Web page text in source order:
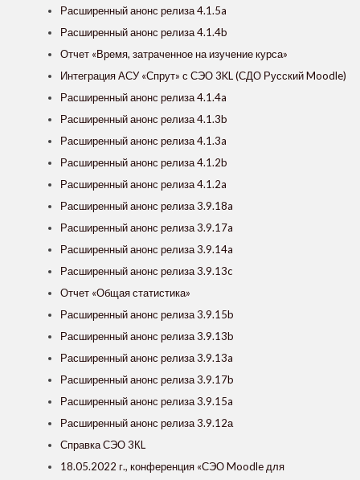
Расширенный анонс релиза 4.1.5a
Расширенный анонс релиза 4.1.4b
Отчет «Время, затраченное на изучение курса»
Интеграция АСУ «Спрут» с СЭО 3KL (СДО Русский Moodle)
Расширенный анонс релиза 4.1.4a
Расширенный анонс релиза 4.1.3b
Расширенный анонс релиза 4.1.3a
Расширенный анонс релиза 4.1.2b
Расширенный анонс релиза 4.1.2a
Расширенный анонс релиза 3.9.18a
Расширенный анонс релиза 3.9.17a
Расширенный анонс релиза 3.9.14a
Расширенный анонс релиза 3.9.13c
Отчет «Общая статистика»
Расширенный анонс релиза 3.9.15b
Расширенный анонс релиза 3.9.13b
Расширенный анонс релиза 3.9.13a
Расширенный анонс релиза 3.9.17b
Расширенный анонс релиза 3.9.15a
Расширенный анонс релиза 3.9.12а
Справка СЭО 3КL
18.05.2022 г., конференция «СЭО Moodle для